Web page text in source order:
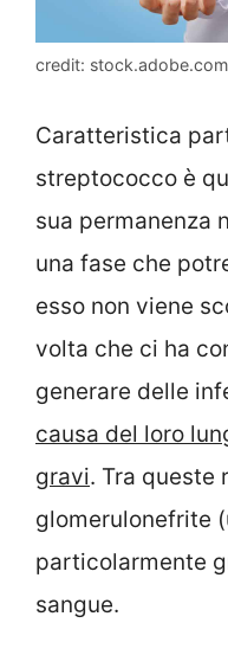
credit: stock.adobe.com
Caratteristica
streptococco è
sua permanenza
una fase che
esso non viene
volta che ci ha
generare delle
causa del loro
gravi. Tra queste
glomerulonefrite
particolarmente
sangue.